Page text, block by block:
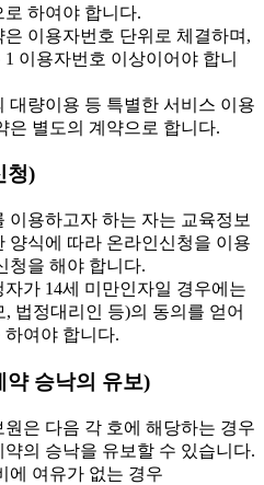
로 하여야 합니다.
이용자번호 단위로 체결하며,
이용자번호 이상이어야 합니
량이용 등 특별한 서비스 이용
은 별도의 계약으로 합니다.
청)
용하고자 하는 자는 교육정보
양식에 따라 온라인신청을 이용
청을 해야 합니다.
가 14세 미만인자일 경우에는
, 법정대리인 등)의 동의를 얻어
하여야 합니다.
약 승낙의 유보)
은 다음 각 호에 해당하는 경우
약의 승낙을 유보할 수 있습니다.
에 여유가 없는 경우